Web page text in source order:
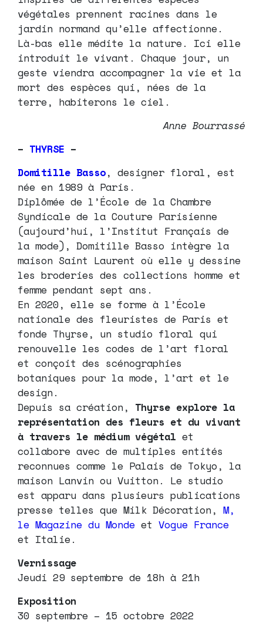
végétales prennent racines dans le
jardin normand qu’elle affectionne.
Là-bas elle médite la nature. Ici elle
introduit le vivant. Chaque jour, un
geste viendra accompagner la vie et la
mort des espèces qui, nées de la
terre, habiterons le ciel.
Anne Bourrassé
– THYRSE –
Domitille Basso, designer floral, est
née en 1989 à Paris.
Diplômée de l’École de la Chambre
Syndicale de la Couture Parisienne
(aujourd’hui, l’Institut Français de
la mode), Domitille Basso intègre la
maison Saint Laurent où elle y dessine
les broderies des collections homme et
femme pendant sept ans.
En 2020, elle se forme à l’École
nationale des fleuristes de Paris et
fonde Thyrse, un studio floral qui
renouvelle les codes de l’art floral
et conçoit des scénographies
botaniques pour la mode, l’art et le
design.
Depuis sa création, Thyrse explore la
représentation des fleurs et du vivant
à travers le médium végétal et
collabore avec de multiples entités
reconnues comme le Palais de Tokyo, la
maison Lanvin ou Vuitton. Le studio
est apparu dans plusieurs publications
presse telles que Milk Décoration, M,
le Magazine du Monde et Vogue France
et Italie.
Vernissage
Jeudi 29 septembre de 18h à 21h
Exposition
30 septembre – 15 octobre 2022